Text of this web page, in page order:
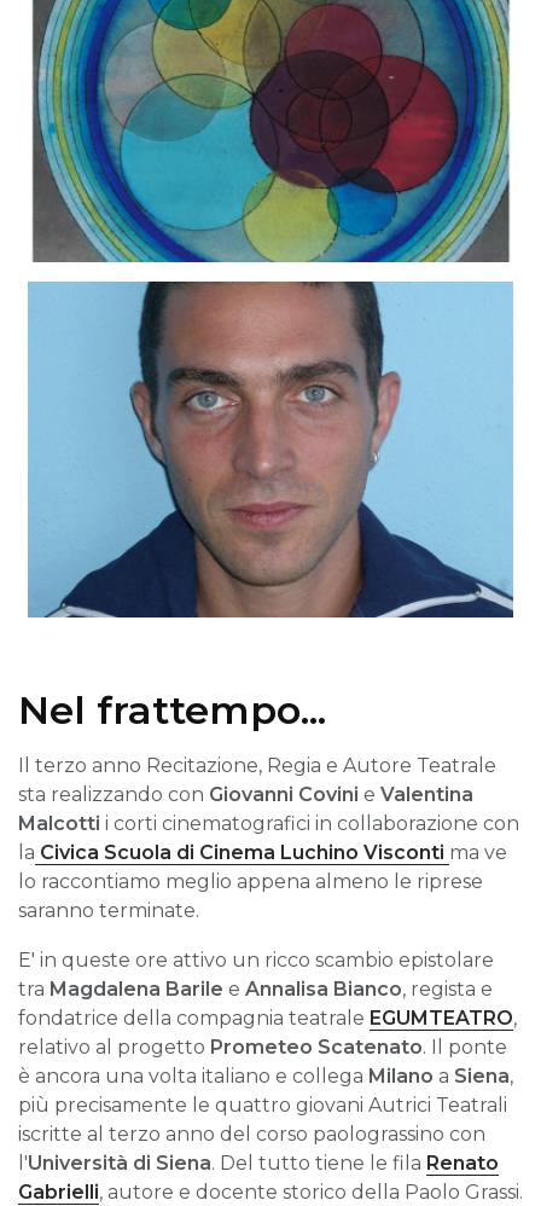
Nel frattempo...
Il terzo anno Recitazione, Regia e Autore Teatrale
sta realizzando con Giovanni Covini e Valentina
Malcotti i corti cinematografici in collaborazione con
la Civica Scuola di Cinema Luchino Visconti ma ve
lo raccontiamo meglio appena almeno le riprese
saranno terminate.
E' in queste ore attivo un ricco scambio epistolare
tra Magdalena Barile e Annalisa Bianco, regista e
fondatrice della compagnia teatrale EGUMTEATRO,
relativo al progetto Prometeo Scatenato. Il
ponte
è ancora una volta italiano e collega Milano a Siena,
più precisamente le quattro giovani Autrici Teatrali
iscritte al terzo anno del corso paolograssino con
l'Università di Siena. Del tutto tiene le fila Renato
Gabrielli, autore e docente storico della Paolo Grassi.